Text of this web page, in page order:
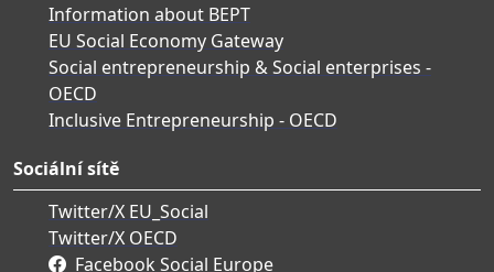
Information about BEPT
EU Social Economy Gateway
Social entrepreneurship & Social enterprises -
OECD
Inclusive Entrepreneurship - OECD
Sociální sítě
Twitter/X EU_Social
Twitter/X OECD
Facebook Social Europe